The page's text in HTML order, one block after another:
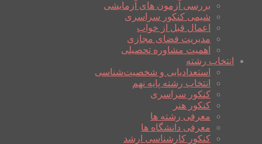
بررسی آزمون های آزمایشی
شیمی کنکور سراسری
اعمال قبل از خواب
مدیریت فضای مجازی
اهمیت مشاوره تحصیلی
انتخاب رشته
استعدادیابی و شخصیت‌شناسی
انتخاب رشته پایه نهم
کنکور سراسری
کنکور هنر
معرفی رشته ها
معرفی دانشگاه ها
کنکور کارشناسی ارشد